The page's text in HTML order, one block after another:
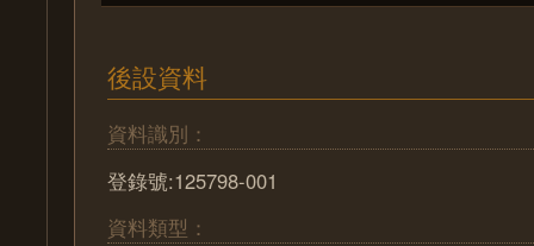
後設資料
資料識別：
登錄號:125798-001
資料類型：